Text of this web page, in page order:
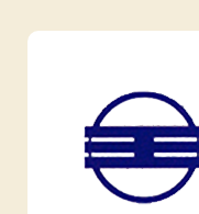
王
寺
町